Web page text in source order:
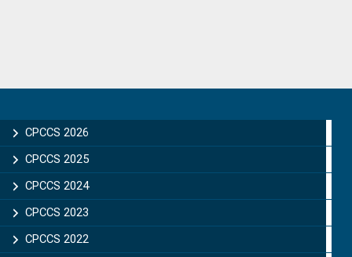
Sidebar
CPCCS 2026
CPCCS 2025
CPCCS 2024
CPCCS 2023
CPCCS 2022